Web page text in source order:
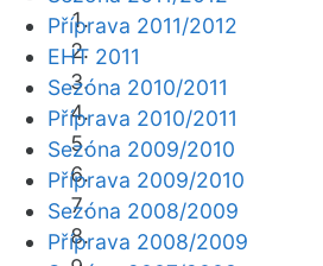
Příprava 2011/2012
EHT 2011
Sezóna 2010/2011
Příprava 2010/2011
Sezóna 2009/2010
Příprava 2009/2010
Sezóna 2008/2009
Příprava 2008/2009